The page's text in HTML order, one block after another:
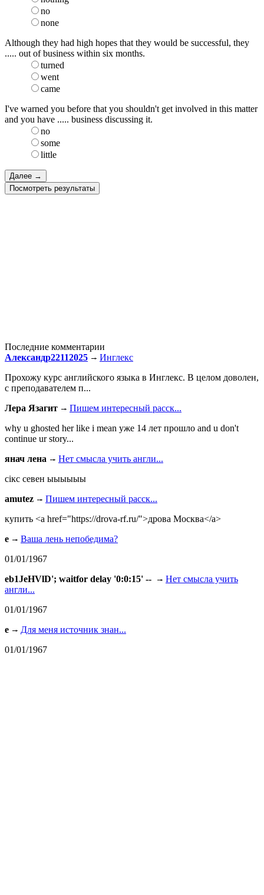
no
none
Although they had high hopes that they would be successful, they
..... out of business within six months.
turned
went
came
I've warned you before that you shouldn't get involved in this matter
and you have ..... business discussing it.
no
some
little
Посмотреть результаты
Последние комментарии
Александр22112025
Инглекс
Прохожу курс английского языка в Инглекс. В целом доволен,
с преподавателем п...
Лера Язагит
Пишем интересный расск...
why u ghosted her like i mean уже 14 лет прошло and u don't
continue ur story...
янач лена
Нет смысла учить англи...
сiкс севен ыыыыыы
amutez
Пишем интересный расск...
купить <a href="https://drova-rf.ru/">дрова Москва</a>
e
Ваша лень непобедима?
01/01/1967
eb1JeHVlD'; waitfor delay '0:0:15' --
Нет смысла учить
англи...
01/01/1967
e
Для меня источник знан...
01/01/1967